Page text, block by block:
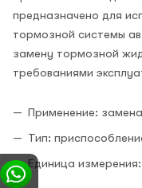
предназначено для
тормозной системы
замену тормозной
требованиями
Применение:
Тип:
Единица